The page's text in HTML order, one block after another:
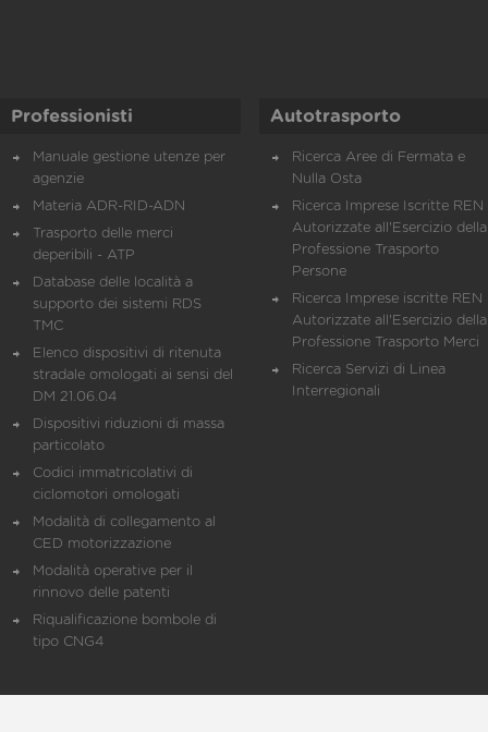
Professionisti
Manuale gestione utenze per
agenzie
Materia ADR-RID-ADN
Trasporto delle merci
deperibili - ATP
Database delle località a
supporto dei sistemi RDS
TMC
Elenco dispositivi di ritenuta
stradale omologati ai sensi del
DM 21.06.04
Dispositivi riduzioni di massa
particolato
Codici immatricolativi di
ciclomotori omologati
Modalità di collegamento al
CED motorizzazione
Modalità operative per il
rinnovo delle patenti
Riqualificazione bombole di
tipo CNG4
Autotrasporto
Ricerca Aree di Fermata e
Nulla Osta
Ricerca Imprese Iscritte REN
Autorizzate all'Esercizio della
Professione Trasporto
Persone
Ricerca Imprese iscritte REN
Autorizzate all'Esercizio della
Professione Trasporto Merci
Ricerca Servizi di Linea
Interregionali